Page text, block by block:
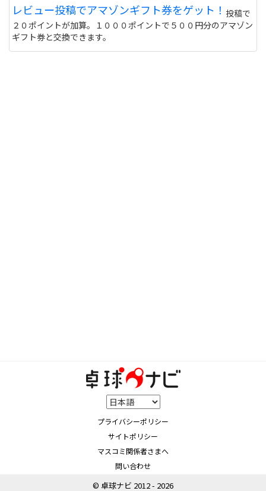
レビュー投稿でアマゾンギフト券をゲット！ 投稿で
２０ポイントが加算。１０００ポイントで５００円分のアマゾン
ギフト券と交換できます。
プライバシーポリシー
サイトポリシー
マスコミ関係者さまへ
問い合わせ
© 卓球ナビ 2012 - 2026